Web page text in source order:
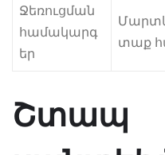
Ջեռուցման
համակարգ
եր
տաք
Շտապ